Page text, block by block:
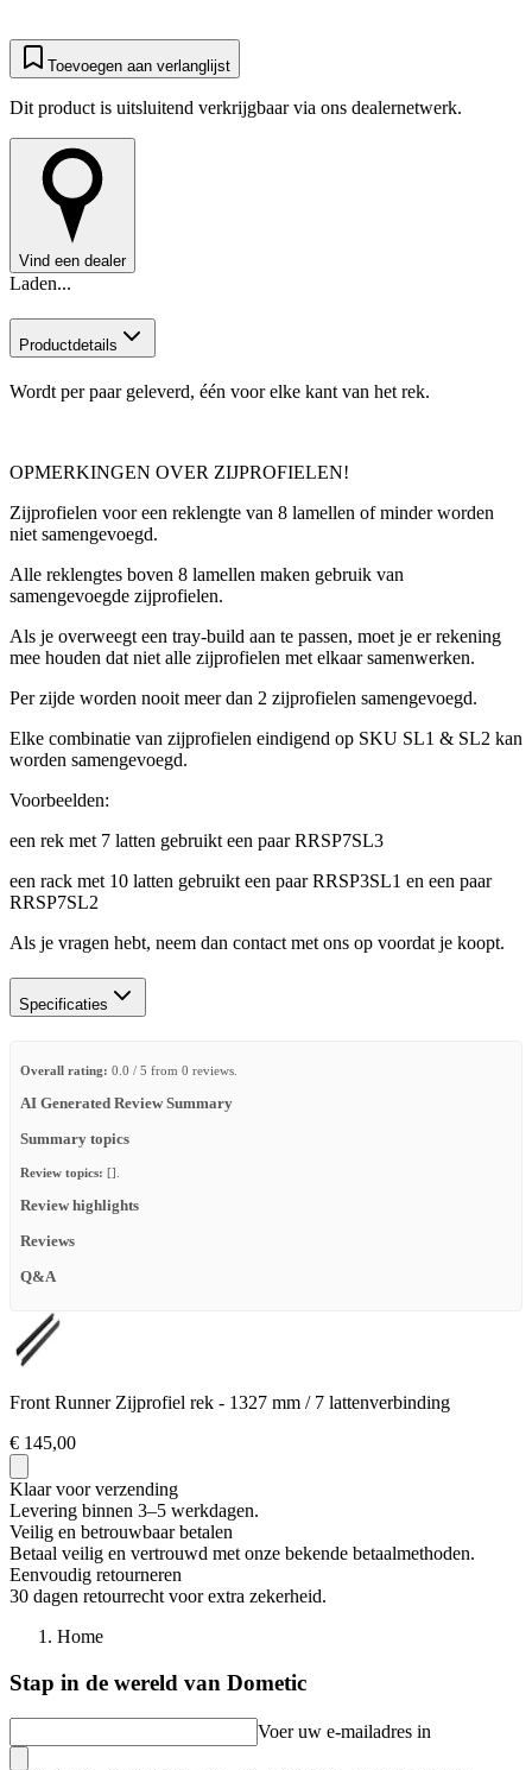
Toevoegen aan verlanglijst
Dit product is uitsluitend verkrijgbaar via ons dealernetwerk.
Vind een dealer
Laden...
Productdetails
Wordt per paar geleverd, één voor elke kant van het rek.
OPMERKINGEN OVER ZIJPROFIELEN!
Zijprofielen voor een reklengte van 8 lamellen of minder worden
niet samengevoegd.
Alle reklengtes boven 8 lamellen maken gebruik van
samengevoegde zijprofielen.
Als je overweegt een tray-build aan te passen, moet je er rekening
mee houden dat niet alle zijprofielen met elkaar samenwerken.
Per zijde worden nooit meer dan 2 zijprofielen samengevoegd.
Elke combinatie van zijprofielen eindigend op SKU SL1 & SL2 kan
worden samengevoegd.
Voorbeelden:
een rek met 7 latten gebruikt een paar RRSP7SL3
een rack met 10 latten gebruikt een paar RRSP3SL1 en een paar
RRSP7SL2
Als je vragen hebt, neem dan contact met ons op voordat je koopt.
Specificaties
Overall rating: 0.0 / 5 from 0 reviews.
AI Generated Review Summary
Summary topics
Review topics: [].
Review highlights
Reviews
Q&A
Front Runner Zijprofiel rek - 1327 mm / 7 lattenverbinding
€ 145,00
Klaar voor verzending
Levering binnen 3–5 werkdagen.
Veilig en betrouwbaar betalen
Betaal veilig en vertrouwd met onze bekende betaalmethoden.
Eenvoudig retourneren
30 dagen retourrecht voor extra zekerheid.
Home
Stap in de wereld van Dometic
Voer uw e-mailadres in